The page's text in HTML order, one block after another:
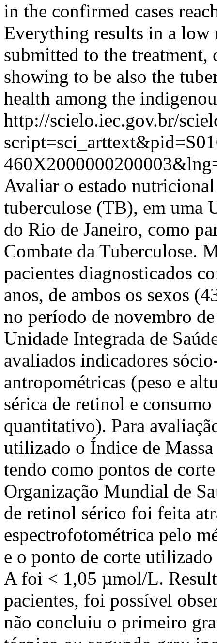
in the confirmed cases
Everything results in a low
submitted to the
showing to be also the
health among the
http://scielo.iec.gov.br/
Avaliar o estado
tuberculose (TB), em uma
do Rio de Janeiro, como
Combate da Tuberculose.
pacientes diagnosticados
anos, de ambos os sexos
no período de novembro
Unidade Integrada de
avaliados indicadores
antropométricas (peso e
sérica de retinol e
quantitativo). Para
utilizado o Índice de
tendo como pontos de
Organização Mundial de
de retinol sérico foi feita
espectrofotométrica pelo
e o ponto de corte
A foi < 1,05 µmol/L.
pacientes, foi possível
não concluiu o primeiro